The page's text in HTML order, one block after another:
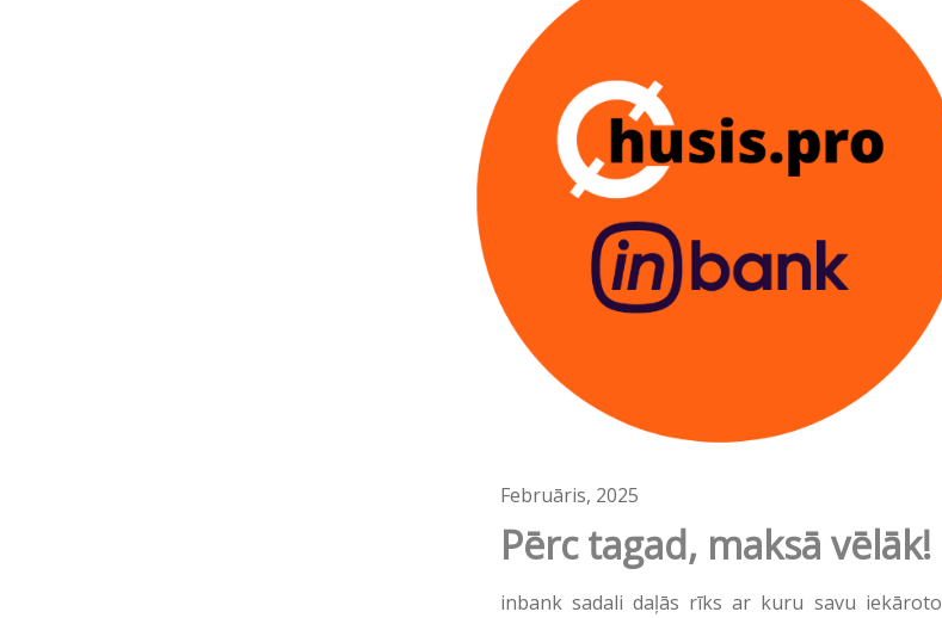
Februāris, 2025
Pērc tagad, maksā vēlāk!
inbank sadali daļās rīks ar kuru savu iekāroto